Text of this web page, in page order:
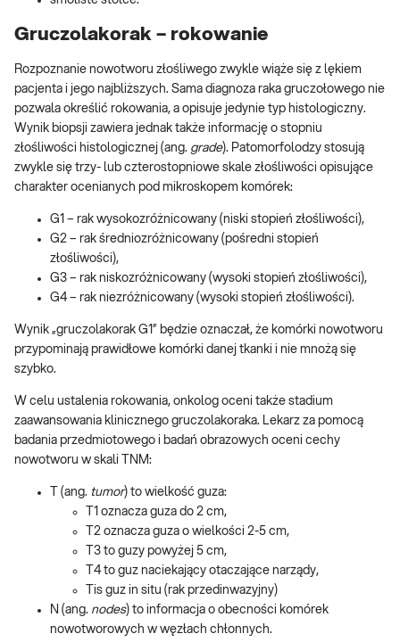
Gruczolakorak – rokowanie
Rozpoznanie nowotworu złośliwego zwykle wiąże się z lękiem
pacjenta i jego najbliższych. Sama diagnoza raka gruczołowego nie
pozwala określić rokowania, a opisuje jedynie typ histologiczny.
Wynik biopsji zawiera jednak także informację o stopniu
złośliwości histologicznej (ang. grade). Patomorfolodzy stosują
zwykle się trzy- lub czterostopniowe skale złośliwości opisujące
charakter ocenianych pod mikroskopem komórek:
G1 – rak wysokozróżnicowany (niski stopień złośliwości),
G2 – rak średniozróżnicowany (pośredni stopień
złośliwości),
G3 – rak niskozróżnicowany (wysoki stopień złośliwości),
G4 – rak niezróżnicowany (wysoki stopień złośliwości).
Wynik „gruczolakorak G1” będzie oznaczał, że komórki nowotworu
przypominają prawidłowe komórki danej tkanki i nie mnożą się
szybko.
W celu ustalenia rokowania, onkolog oceni także stadium
zaawansowania klinicznego gruczolakoraka. Lekarz za pomocą
badania przedmiotowego i badań obrazowych oceni cechy
nowotworu w skali TNM:
T (ang. tumor) to wielkość guza:
T1 oznacza guza do 2 cm,
T2 oznacza guza o wielkości 2-5 cm,
T3 to guzy powyżej 5 cm,
T4 to guz naciekający otaczające narządy,
Tis guz in situ (rak przedinwazyjny)
N (ang. nodes) to informacja o obecności komórek
nowotworowych w węzłach chłonnych.